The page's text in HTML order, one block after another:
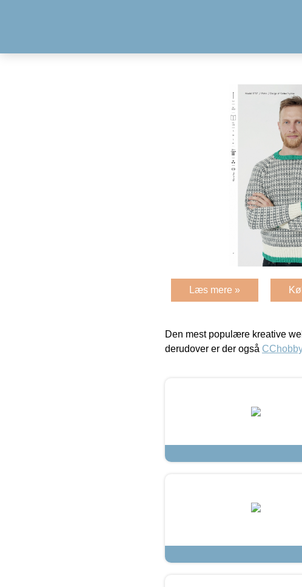
Læs mere »
Den mest populære kreative
derudover er der også